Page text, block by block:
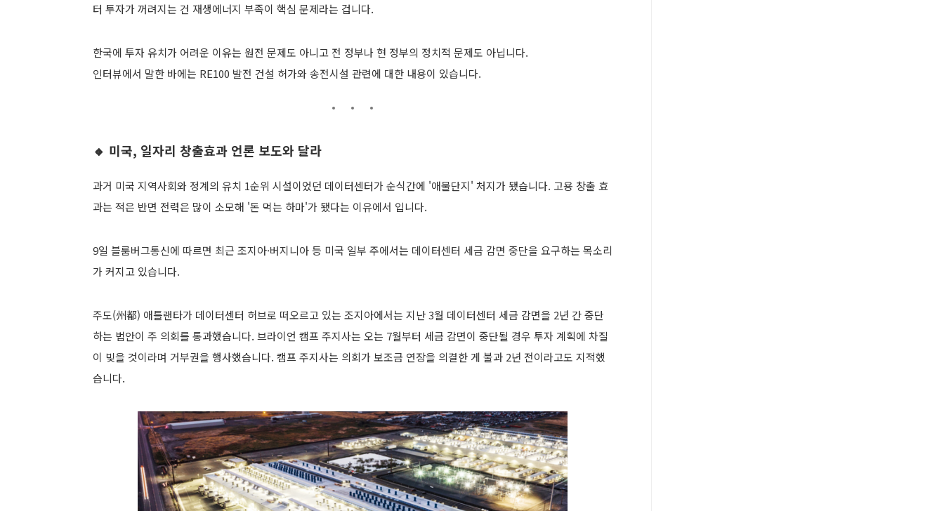
터 투자가 꺼려지는 건 재생에너지 부족이 핵심 문제라는 겁니다.
한국에 투자 유치가 어려운 이유는 원전 문제도 아니고 전 정부나 현 정부의 정치적 문제도 아닙니다.
인터뷰에서 말한 바에는 RE100 발전 건설 허가와 송전시설 관련에 대한 내용이 있습니다.
🔸 미국, 일자리 창출효과 언론 보도와 달라
과거 미국 지역사회와 정계의 유치 1순위 시설이었던 데이터센터가 순식간에 '애물단지' 처지가 됐습니다. 고용 창출 효
과는 적은 반면 전력은 많이 소모해 '돈 먹는 하마'가 됐다는 이유에서 입니다.
9일 블룸버그통신에 따르면 최근 조지아·버지니아 등 미국 일부 주에서는 데이터센터 세금 감면 중단을 요구하는 목소리
가 커지고 있습니다.
주도(州都) 애틀랜타가 데이터센터 허브로 떠오르고 있는 조지아에서는 지난 3월 데이터센터 세금 감면을 2년 간 중단
하는 법안이 주 의회를 통과했습니다. 브라이언 캠프 주지사는 오는 7월부터 세금 감면이 중단될 경우 투자 계획에 차질
이 빚을 것이라며 거부권을 행사했습니다. 캠프 주지사는 의회가 보조금 연장을 의결한 게 불과 2년 전이라고도 지적했
습니다.